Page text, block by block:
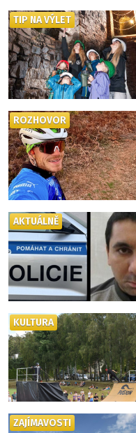
TIP NA VÝLET
ROZHOVOR
AKTUÁLNĚ
KULTURA
ZAJÍMAVOSTI